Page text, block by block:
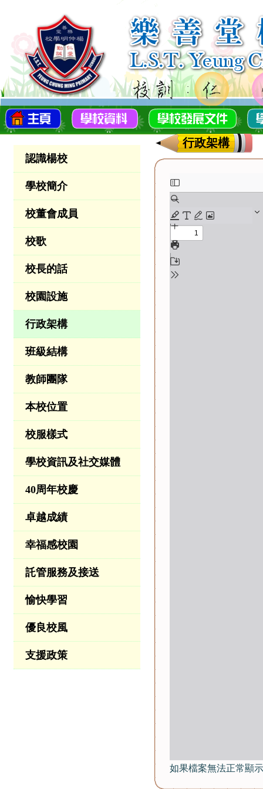
認識楊校
學校簡介
校董會成員
校歌
校長的話
校園設施
行政架構
班級結構
教師團隊
本校位置
校服樣式
學校資訊及社交媒體
40周年校慶
卓越成績
幸福感校園
託管服務及接送
愉快學習
優良校風
支援政策
行政架構
如果檔案無法正常顯